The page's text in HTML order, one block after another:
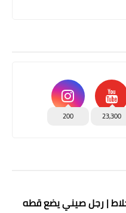
23,300
200
| رجل صيني يضع قطه